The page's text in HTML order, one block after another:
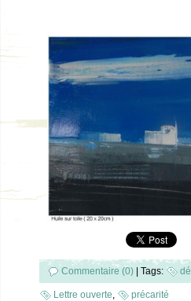
Commentaire (0) | Tags:
Lettre ouverte précarité